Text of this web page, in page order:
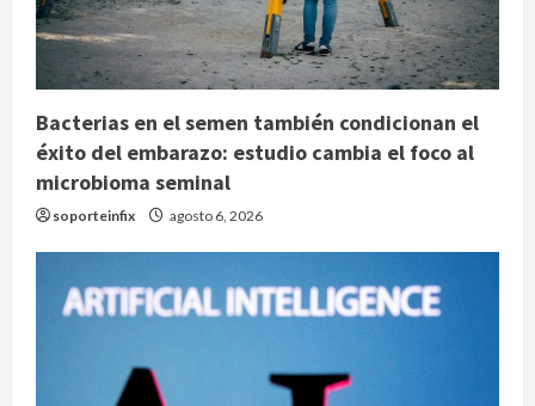
Bacterias en el semen también condicionan el
éxito del embarazo: estudio cambia el foco al
microbioma seminal
soporteinfix agosto 6, 2026